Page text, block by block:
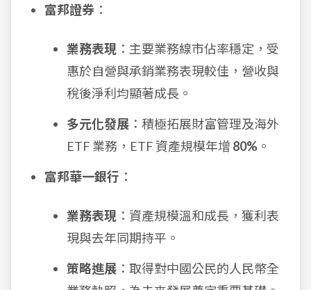
富邦證券 ：
業務表現 ：主要業務線市佔率穩定，受
惠於自營與承銷業務表現較佳，營收與
稅後淨利均顯著成長。
多元化發展 ：積極拓展財富管理及海外
ETF 業務，ETF 資產規模年增 80% 。
富邦華一銀行 ：
業務表現 ：資產規模溫和成長，獲利表
現與去年同期持平。
策略進展 ：取得對中國公民的人民幣全